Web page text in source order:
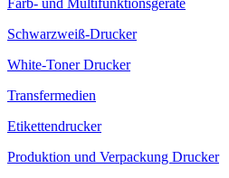
Schwarzweiß-Drucker
White-Toner Drucker
Transfermedien
Etikettendrucker
Produktion und Verpackung Drucker